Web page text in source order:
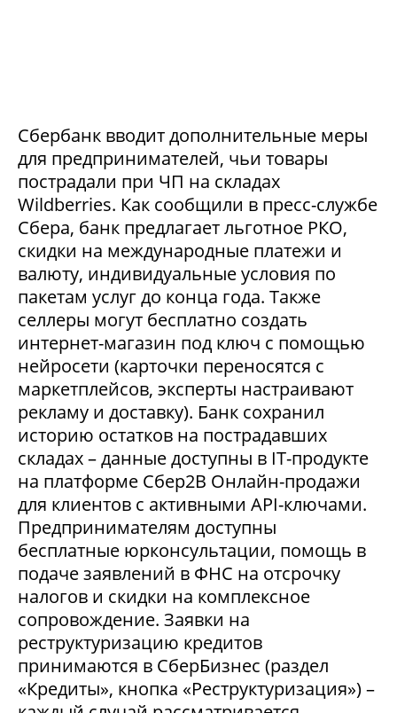
Сбербанк вводит дополнительные меры
для предпринимателей, чьи товары
пострадали при ЧП на складах
Wildberries. Как сообщили в пресс-службе
Сбера, банк предлагает льготное РКО,
скидки на международные платежи и
валюту, индивидуальные условия по
пакетам услуг до конца года. Также
селлеры могут бесплатно создать
интернет-магазин под ключ с помощью
нейросети (карточки переносятся с
маркетплейсов, эксперты настраивают
рекламу и доставку). Банк сохранил
историю остатков на пострадавших
складах – данные доступны в IT-продукте
на платформе Сбер2В Онлайн-продажи
для клиентов с активными API-ключами.
Предпринимателям доступны
бесплатные юрконсультации, помощь в
подаче заявлений в ФНС на отсрочку
налогов и скидки на комплексное
сопровождение. Заявки на
реструктуризацию кредитов
принимаются в СберБизнес (раздел
«Кредиты», кнопка «Реструктуризация») –